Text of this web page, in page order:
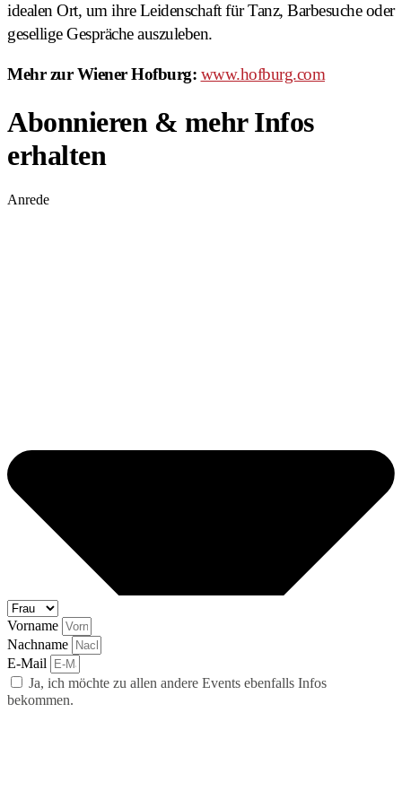
idealen Ort, um ihre Leidenschaft für Tanz, Barbesuche oder
gesellige Gespräche auszuleben.
Mehr zur Wiener Hofburg: www.hofburg.com
Abonnieren & mehr Infos
erhalten
Anrede
Vorname
Nachname
E-Mail
Ja, ich möchte zu allen andere Events ebenfalls Infos
bekommen.